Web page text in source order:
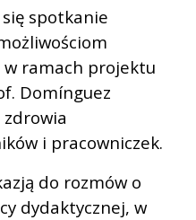
się spotkanie
w ramach projektu
Domínguez
zdrowia
i pracowniczek.
do rozmów o
dydaktycznej, w